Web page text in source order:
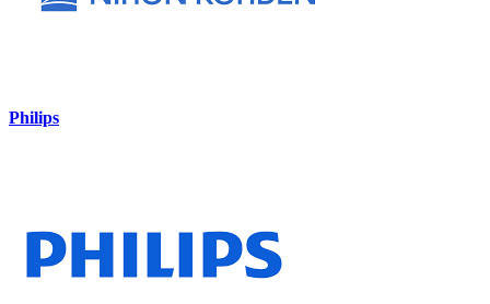
Philips